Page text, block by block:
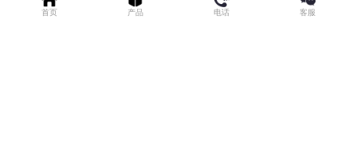
查询 30 次，耗时 0.3054 秒
首页 产品 电话 客服